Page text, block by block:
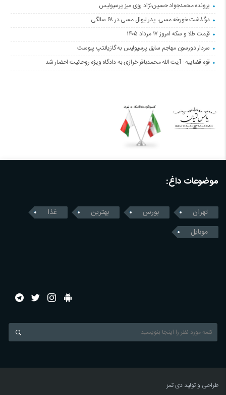
پرونده محمدجواد حسین‌نژاد روی میز پرسپولیس
درگذشت خورخه مسی، پدر لیونل مسی در ۶۸ سالگی
قیمت طلا و سکه امروز ۱۷ مرداد ۱۴۰۵
سردار دورسون مهاجم سابق پرسپولیس به گازیانتپ پیوست
قوه قضاییه : آیت الله محمدباقر خرازی به دادگاه ویژه روحانیت احضار شد
موضوعات داغ:
تهران بورس بهترین
غذا
موبایل
طراحی و تولید دی تمز